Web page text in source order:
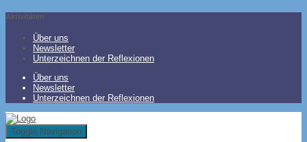
Aktivitäten
Über uns
Newsletter
Unterzeichnen der Reflexionen
Über uns
Newsletter
Unterzeichnen der Reflexionen
Toggle Navigation